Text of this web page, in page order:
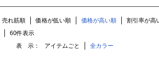
売れ筋順 価格が低い順 価格が高い順
割引率が高
60件表示
表 示： アイテムごと 全カラー